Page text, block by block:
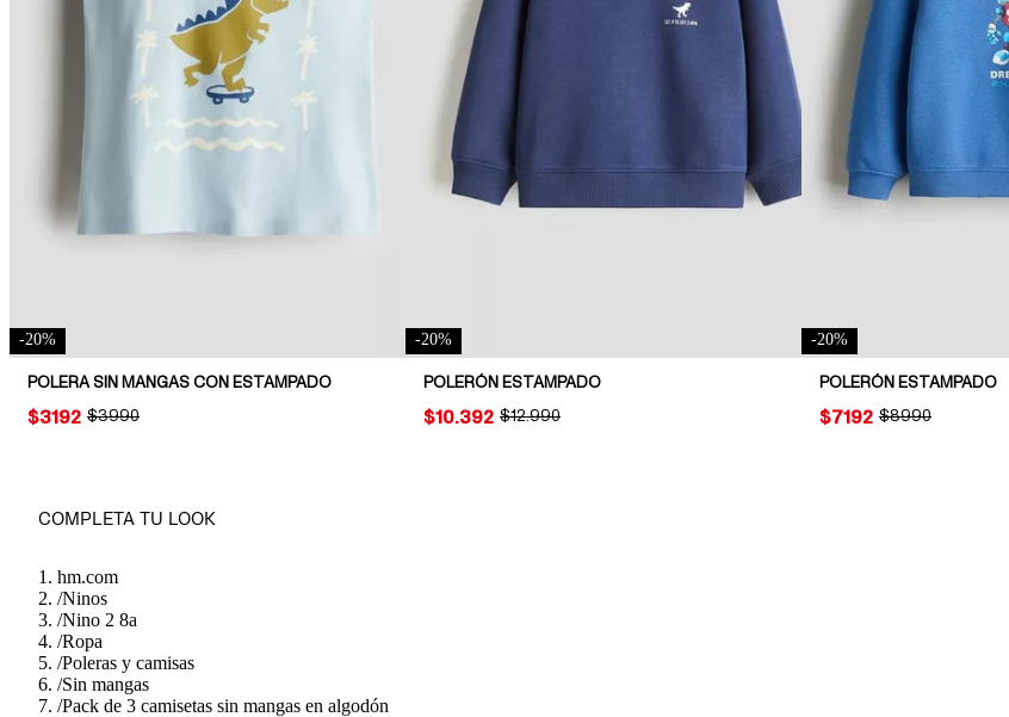
-20%
POLERA SIN MANGAS CON ESTAMPADO
ORIGINAL PRICE:
$3990
PRICE:
$3192
-20%
POLERÓN ESTAMPADO
ORIGINAL PRICE:
$12.990
PRICE:
$10.392
-20%
POLERÓN ESTAMPADO
ORIGINAL PRICE:
$8990
PRICE:
$7192
COMPLETA TU LOOK
hm.com
/Ninos
/Nino 2 8a
/Ropa
/Poleras y camisas
/Sin mangas
/Pack de 3 camisetas sin mangas en algodón